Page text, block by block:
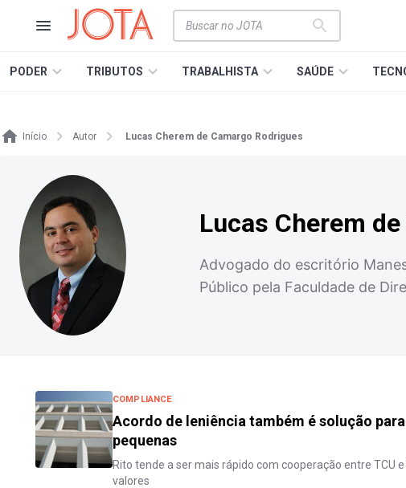
PODER TRIBUTOS TRABALHISTA SAÚDE
Início Autor Lucas Cherem de Camargo Rodrigues
Lucas Cherem
Advogado do escritório
Público pela Faculdade de
COMPLIANCE
Acordo de leniência também é solução
pequenas
Rito tende a ser mais rápido com cooperação entre TCU e
valores